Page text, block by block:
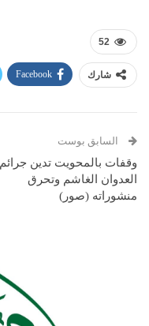
52
شارك Facebook
السابق بوست
وقفات بالمحويت تدين جرائم
العدوان الغاشم وتحرق
منشوراته (صور)